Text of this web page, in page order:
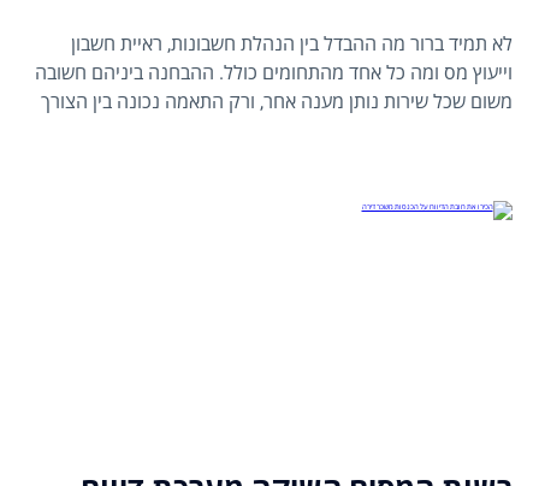
לא תמיד ברור מה ההבדל בין הנהלת חשבונות, ראיית חשבון
וייעוץ מס ומה כל אחד מהתחומים כולל. ההבחנה ביניהם חשובה
משום שכל שירות נותן מענה אחר, ורק התאמה נכונה בין הצורך